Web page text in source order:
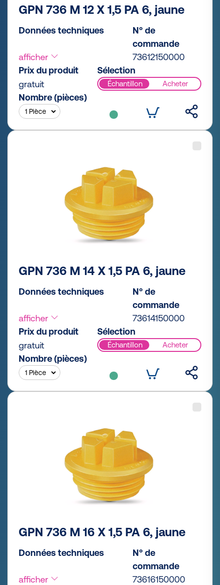
GPN 736 M 12 X 1,5 PA 6, jaune
Données techniques
afficher
N° de
commande
73612150000
Prix du produit
gratuit
Sélection
Échantillon Acheter
Nombre (pièces)
GPN 736 M 14 X 1,5 PA 6, jaune
Données techniques
afficher
N° de
commande
73614150000
Prix du produit
gratuit
Sélection
Échantillon Acheter
Nombre (pièces)
GPN 736 M 16 X 1,5 PA 6, jaune
Données techniques
afficher
N° de
commande
73616150000